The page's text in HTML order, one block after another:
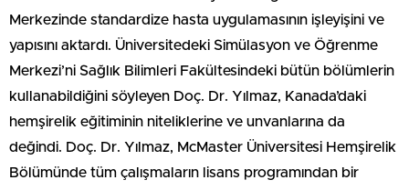
Merkezinde standardize hasta uygulamasının işleyişini ve
yapısını aktardı. Üniversitedeki Simülasyon ve Öğrenme
Merkezi’ni Sağlık Bilimleri Fakültesindeki bütün bölümlerin
kullanabildiğini söyleyen Doç. Dr. Yılmaz, Kanada’daki
hemşirelik eğitiminin niteliklerine ve unvanlarına da
değindi. Doç. Dr. Yılmaz, McMaster Üniversitesi Hemşirelik
Bölümünde tüm çalışmaların lisans programından bir